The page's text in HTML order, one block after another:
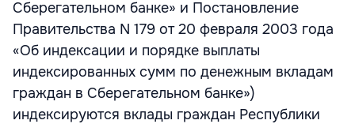
Сберегательном банке» и Постановление
Правительства N 179 от 20 февраля 2003 года
«Об индексации и порядке выплаты
индексированных сумм по денежным вкладам
граждан в Сберегательном банке»)
индексируются вклады граждан Республики